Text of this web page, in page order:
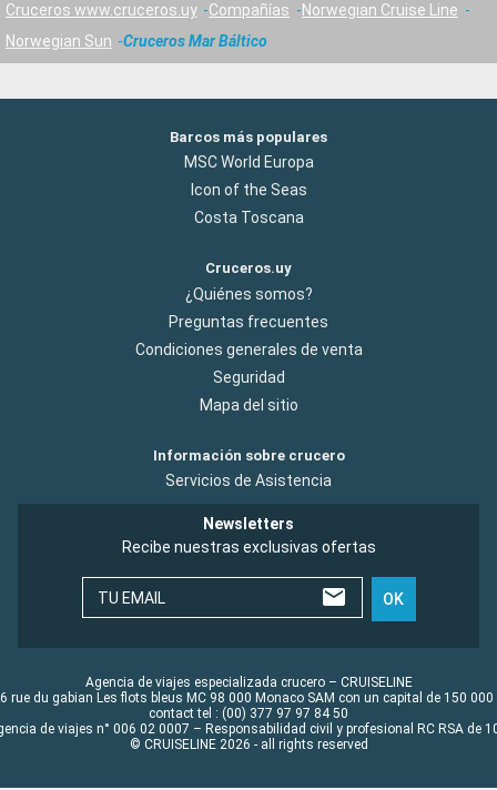
Cruceros www.cruceros.uy Compañías
Norwegian Cruise Line
Norwegian Sun
Cruceros Mar Báltico
Barcos más populares
MSC World Europa
Icon of the Seas
Costa Toscana
Cruceros.uy
¿Quiénes somos?
Preguntas frecuentes
Condiciones generales de venta
Seguridad
Mapa del sitio
Información sobre crucero
Servicios de Asistencia
Newsletters
Recibe nuestras exclusivas ofertas
TU EMAIL OK
Agencia de viajes especializada crucero – CRUISELINE
rue du gabian Les flots bleus MC 98 000 Monaco SAM con un capital de 150 000
contact tel : (00) 377 97 97 84 50
de viajes n° 006 02 0007 – Responsabilidad civil y profesional RC RSA de
© CRUISELINE 2026 - all rights reserved